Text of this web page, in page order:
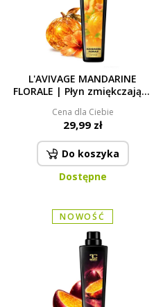
L'AVIVAGE MANDARINE
FLORALE | Płyn zmiękczający
Cena dla Ciebie
29,99 zł
Do koszyka
Dostępne
NOWOŚĆ